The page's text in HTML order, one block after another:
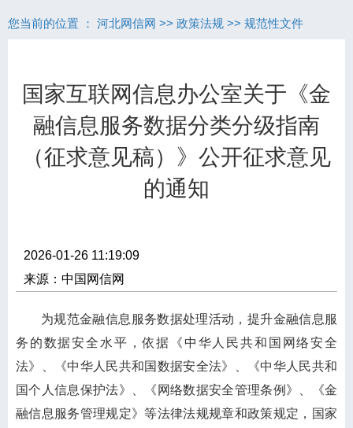
您当前的位置 ： 河北网信网 >> 政策法规 >> 规范性文件
国家互联网信息办公室关于《金
融信息服务数据分类分级指南
（征求意见稿）》公开征求意见
的通知
2026-01-26 11:19:09
来源：中国网信网
为规范金融信息服务数据处理活动，提升金融信息服
务的数据安全水平，依据《中华人民共和国网络安全
法》、《中华人民共和国数据安全法》、《中华人民共和
国个人信息保护法》、《网络数据安全管理条例》、《金
融信息服务管理规定》等法律法规规章和政策规定，国家